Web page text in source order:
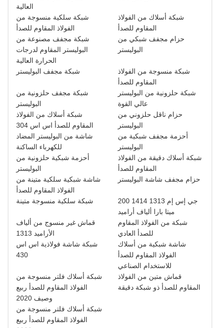
العالية
شبكة سلكية منسوجة من
الفولاذ المقاوم للصدأ
شبكة أسلاك من الفولاذ
المقاوم للصدأ
شبكة مجفف مصنوعة من
البوليستر المقاوم لدرجات
الحرارة العالية
حزام مجفف شبكي من
البوليستر
شبكة مجفف البوليستر
شبكة منسوجة من الفولاذ
المقاوم للصدأ
شبكة مجفف حلزونية من
البوليستر
شبكة حلزونية من البوليستر
عالي القوة
شبكة أسلاك من الفولاذ
المقاوم للصدأ اس اس 304
حزام ناقل حلزوني من
البوليستر
شاشة من البوليستر المضاد
للكهرباء الساكنة
أحزمة مجفف شبكية من
البوليستر
أحزمة شبكية حلزونية من
البوليستر
شبكة أسلاك دقيقة من الفولاذ
المقاوم للصدأ
شاشة شبكية سلكية متينة من
الفولاذ المقاوم للصدأ
حزام مجفف شاشة البوليستر
شبكة سلكية منسوجة متينة
200 جي إس إم 1313 1414
ميتا بارا ألياف أراميد
قماش غير منسوج من ألياف
الأراميد 1313
شبكة من الفولاذ المقاوم
للصدأ العادي
شبكة شاشة فولاذية اس اس
430
شاشة شبكية من أسلاك
الفولاذ المقاوم للصدأ
للاستخدام الصناعي
شبكة أسلاك فلتر منسوجة من
الفولاذ المقاوم للصدأ ربيع
وصيف 2020
قماش متين من الفولاذ
المقاوم للصدأ ذو شبكة دقيقة
شبكة أسلاك فلتر منسوجة من
الفولاذ المقاوم للصدأ ربيع